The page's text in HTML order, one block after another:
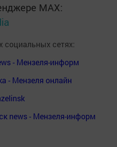
MАХ:
социальных сетях:
- Мензеля-информ
- Мензеля онлайн
news - Мензеля-информ